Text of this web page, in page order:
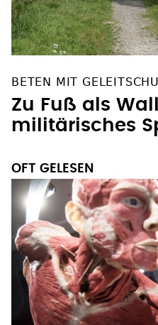
BETEN MIT
Zu Fuß als
militärisches
OFT GELESEN